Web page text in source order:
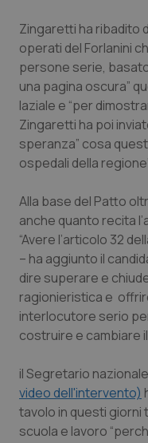
Piemonte
Provincia
Provincia
Puglia
Sardegna
Sicilia
Toscana
Umbria
Valle D’Aosta
Veneto
HIV
Infezioni &
Ipertensione &
Malattie rare
Malattia di
Neuroscienze
Obesità
Oftalmologia
Zingaretti ha ribadito
operati del Forlanini
persone serie,
una pagina oscura”
laziale e “per
Zingaretti ha poi
speranza” cosa
ospedali della
Alla base del Patto
anche quanto recita
“Avere l’articolo 32
– ha aggiunto il
dire superare e
ragionieristica e
interlocutore serio
costruire e cambiare
il Segretario
video dell'intervento)
tavolo in questi
scuola e lavoro